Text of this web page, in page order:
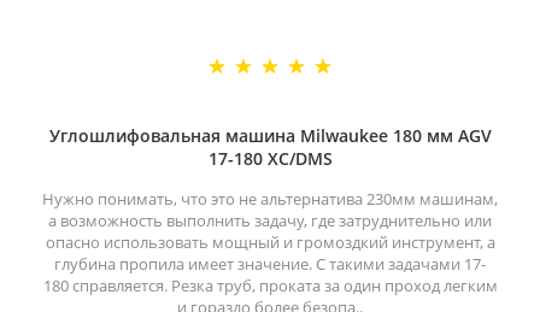
Углошлифовальная машина Milwaukee 180 мм AGV
17-180 XC/DMS
Нужно понимать, что это не альтернатива 230мм машинам,
а возможность выполнить задачу, где затруднительно или
опасно использовать мощный и громоздкий инструмент, а
глубина пропила имеет значение. С такими задачами 17-
180 справляется. Резка труб, проката за один проход легким
и гораздо более безопа..